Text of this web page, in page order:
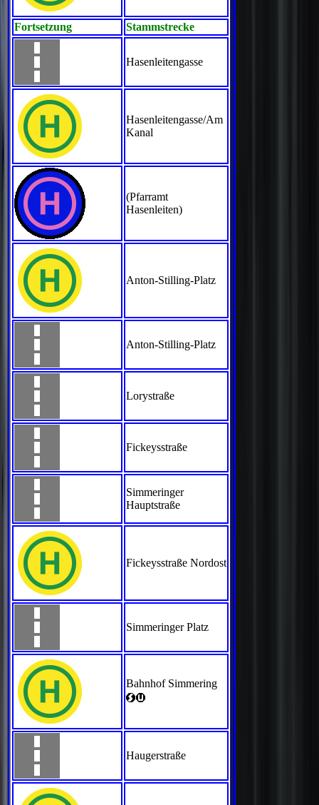
Fortsetzung Stammstrecke
Hasenleitengasse
Hasenleitengasse/Am
Kanal
(Pfarramt
Hasenleiten)
Anton-Stilling-Platz
Anton-Stilling-Platz
Lorystraße
Fickeysstraße
Simmeringer
Hauptstraße
Fickeysstraße Nordost
Simmeringer Platz
Bahnhof Simmering
<>
Haugerstraße